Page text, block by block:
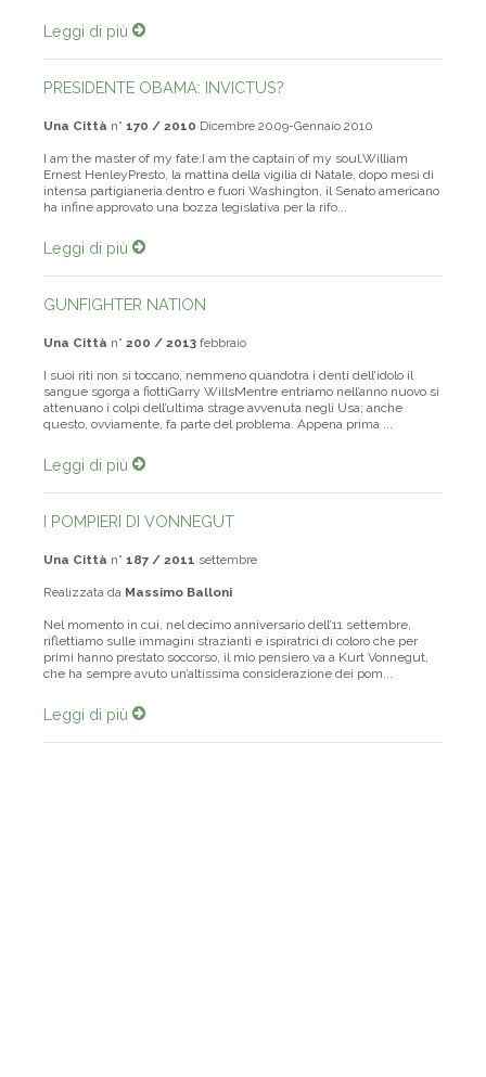
Leggi di più
PRESIDENTE OBAMA: INVICTUS?
Una Città n° 170 / 2010 Dicembre 2009-Gennaio 2010
I am the master of my fate:I am the captain of my soul.William
Ernest HenleyPresto, la mattina della vigilia di Natale, dopo mesi di
intensa partigianeria dentro e fuori Washington, il Senato americano
ha infine approvato una bozza legislativa per la rifo...
Leggi di più
GUNFIGHTER NATION
Una Città n° 200 / 2013 febbraio
I suoi riti non si toccano, nemmeno quandotra i denti dell’idolo il
sangue sgorga a fiottiGarry WillsMentre entriamo nell’anno nuovo si
attenuano i colpi dell’ultima strage avvenuta negli Usa; anche
questo, ovviamente, fa parte del problema. Appena prima ...
Leggi di più
I POMPIERI DI VONNEGUT
Una Città n° 187 / 2011 settembre
Realizzata da Massimo Balloni
Nel momento in cui, nel decimo anniversario dell’11 settembre,
riflettiamo sulle immagini strazianti e ispiratrici di coloro che per
primi hanno prestato soccorso, il mio pensiero va a Kurt Vonnegut,
che ha sempre avuto un’altissima considerazione dei pom...
Leggi di più